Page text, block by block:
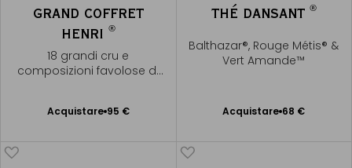
GRAND COFFRET
HENRI ®
18 grandi cru e
composizioni favolose di
Acquistare 95 €
Aggiungere
THÉ DANSANT ®
Balthazar®, Rouge Métis® &
Vert Amande™
Acquistare 68 €
Aggiungere